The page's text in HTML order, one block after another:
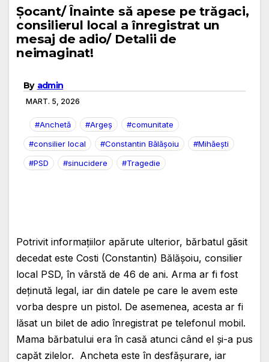
Șocant/ Înainte să apese pe trăgaci,
consilierul local a înregistrat un
mesaj de adio/ Detalii de
neimaginat!
By admin
MART. 5, 2026
#Anchetă #Argeș
#comunitate
#consilier local
#Constantin Bălășoiu
#Mihăești
#PSD
#sinucidere #Tragedie
Potrivit informațiilor apărute ulterior, bărbatul găsit
decedat este Costi (Constantin) Bălășoiu, consilier
local PSD, în vârstă de 46 de ani. Arma ar fi fost
deținută legal, iar din datele pe care le avem este
vorba despre un pistol. De asemenea, acesta ar fi
lăsat un bilet de adio înregistrat pe telefonul mobil.
Mama bărbatului era în casă atunci când el și-a pus
capăt zilelor. Ancheta este în desfășurare, iar